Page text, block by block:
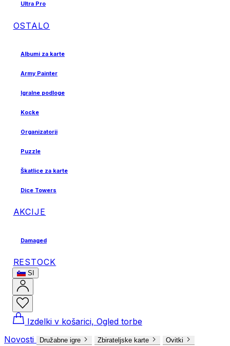
Ultra Pro
OSTALO
Albumi za karte
Army Painter
Igralne podloge
Kocke
Organizatorji
Puzzle
Škatlice za karte
Dice Towers
AKCIJE
Damaged
RESTOCK
SI
Izdelki v košarici, Ogled torbe
Novosti
Družabne igre Zbirateljske karte
Ovitki